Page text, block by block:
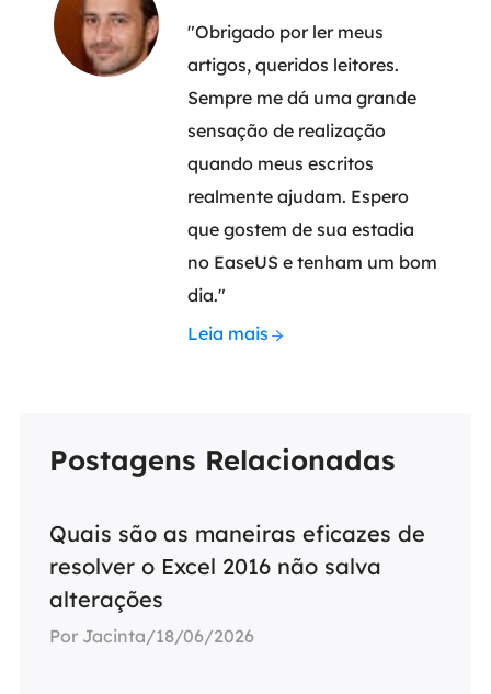
"Obrigado por ler meus
artigos, queridos leitores.
Sempre me dá uma grande
sensação de realização
quando meus escritos
realmente ajudam. Espero
que gostem de sua estadia
no EaseUS e tenham um bom
dia."
Leia mais
Postagens Relacionadas
Quais são as maneiras eficazes de
resolver o Excel 2016 não salva
alterações
Por Jacinta/18/06/2026